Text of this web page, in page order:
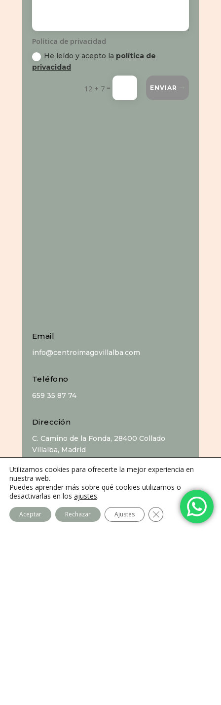
Política de privacidad
He leído y acepto la política de
privacidad
12 + 7= ENVIAR
Email
info@centroimagovillalba.com
Teléfono
659 35 87 74
Dirección
C. Camino de la Fonda, 28400 Collado
Villalba, Madrid
Utilizamos cookies para ofrecerte la mejor experiencia en
nuestra web.
Puedes aprender más sobre qué cookies utilizamos o
desactivarlas en los ajustes.
Aceptar Rechazar Ajustes Cerrar el banner de